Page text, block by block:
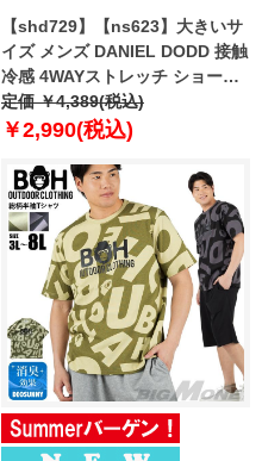
【shd729】【ns623】大きいサ
イズ メンズ DANIEL DODD 接触
冷感 4WAYストレッチ ショーツ
ショートパンツ ハーフパンツ 春
夏新作 azsp-260204 【fre】
定価 ￥4,389(税込)
￥2,990(税込)